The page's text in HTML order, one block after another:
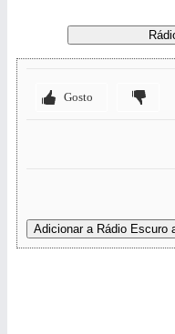
Gosto
Adicionar a Rádio Escuro